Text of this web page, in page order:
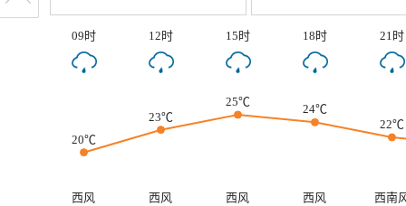
09时 12时 15时 18时 21时
20℃
23℃
25℃
24℃
22℃
西风 西风 西风 西风
西南